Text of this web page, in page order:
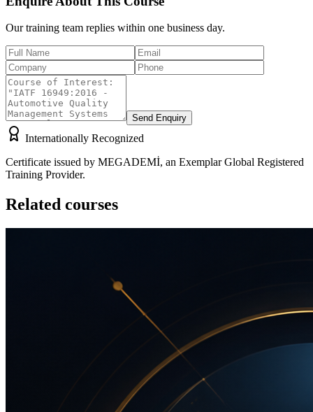
Our training team replies within one business day.
Send Enquiry
Internationally Recognized
Certificate issued by MEGADEMİ, an Exemplar Global Registered
Training Provider.
Related courses